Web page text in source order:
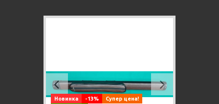
Previous Next
Новинка -13%
Супер цена!